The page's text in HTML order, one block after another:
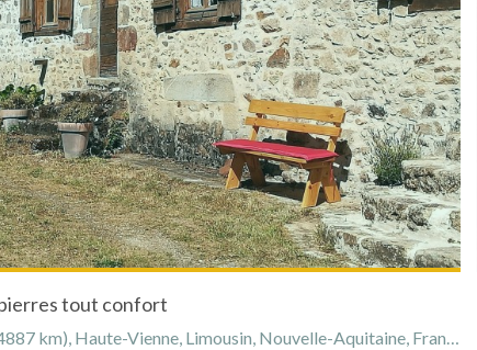
tout confort
km), Haute-Vienne, Limousin, Nouvelle-Aquitaine, France